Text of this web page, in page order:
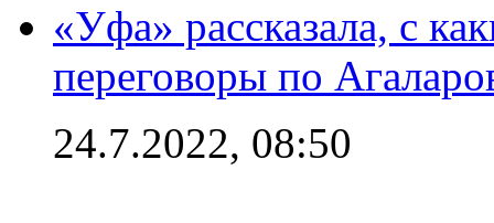
«Уфа» рассказала, с
переговоры по
24.7.2022, 08:50